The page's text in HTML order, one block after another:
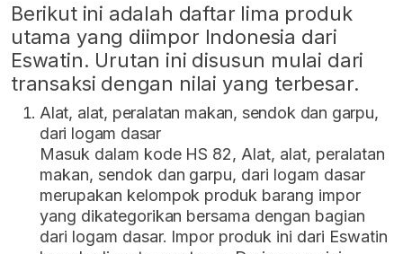
Berikut ini adalah daftar lima produk
utama yang diimpor Indonesia dari
Eswatin. Urutan ini disusun mulai dari
transaksi dengan nilai yang terbesar.
Alat, alat, peralatan makan, sendok dan garpu,
dari logam dasar
Masuk dalam kode HS 82, Alat, alat, peralatan
makan, sendok dan garpu, dari logam dasar
merupakan kelompok produk barang impor
yang dikategorikan bersama dengan bagian
dari logam dasar. Impor produk ini dari Eswatin